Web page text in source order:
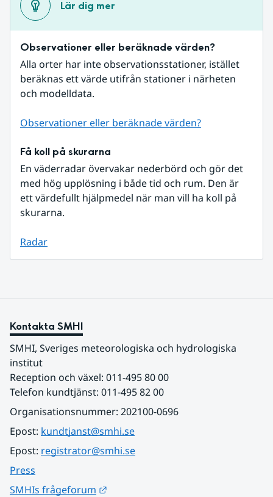
Lär dig mer
Observationer eller beräknade värden?
Alla orter har inte observationsstationer, istället
beräknas ett värde utifrån stationer i närheten
och modelldata.
Observationer eller beräknade värden?
Få koll på skurarna
En väderradar övervakar nederbörd och gör det
med hög upplösning i både tid och rum. Den är
ett värdefullt hjälpmedel när man vill ha koll på
skurarna.
Radar
Kontakta SMHI
SMHI, Sveriges meteorologiska och hydrologiska
institut
Reception och växel: 011-495 80 00
Telefon kundtjänst: 011-495 82 00
Organisationsnummer: 202100-0696
Epost: kundtjanst@smhi.se
Epost: registrator@smhi.se
Press
SMHIs frågeforum